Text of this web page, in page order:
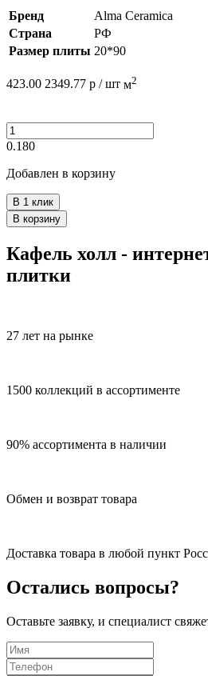
Бренд
Alma Ceramica
Страна
РФ
Размер плиты 20*90
423.00 2349.77 р / шт м2
0.180
Добавлен в корзину
В 1 клик
В корзину
Кафель холл -
плитки
27 лет на рынке
1500 коллекций в ассортименте
90% ассортимента в наличии
Обмен и возврат товара
Доставка товара в любой пункт
Остались вопросы?
Оставьте заявку, и специалист